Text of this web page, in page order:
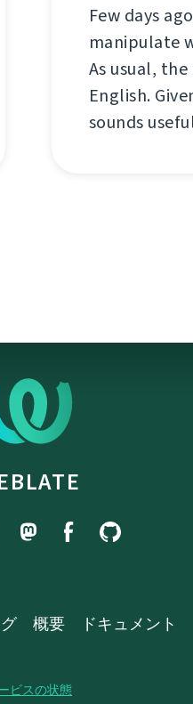
Few days
manipulate
As usual,
English.
sounds
概要 ドキュメント
ビスの状態